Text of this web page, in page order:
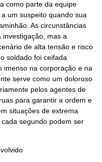
como parte da equipe
um suspeito quando sua
As circunstâncias
mas a
de alta tensão e risco
soldado foi ceifada
imenso na corporação e na
serve como um doloroso
pelos agentes de
para garantir a ordem e
situações de extrema
segundo podem ser